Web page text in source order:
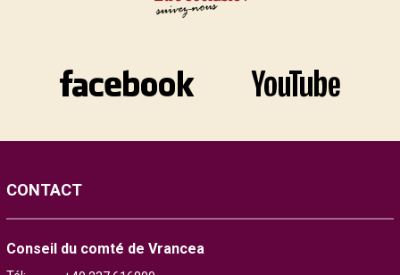
CONTACT
Conseil du comté de Vrancea